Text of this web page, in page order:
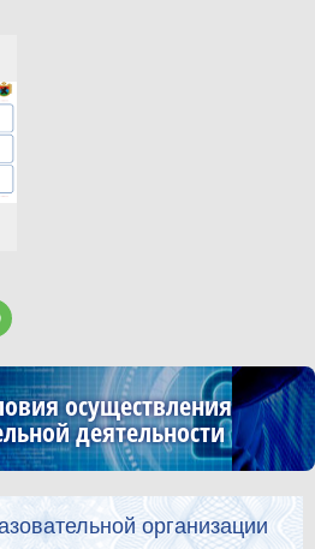
осуществления
деятельности
организации